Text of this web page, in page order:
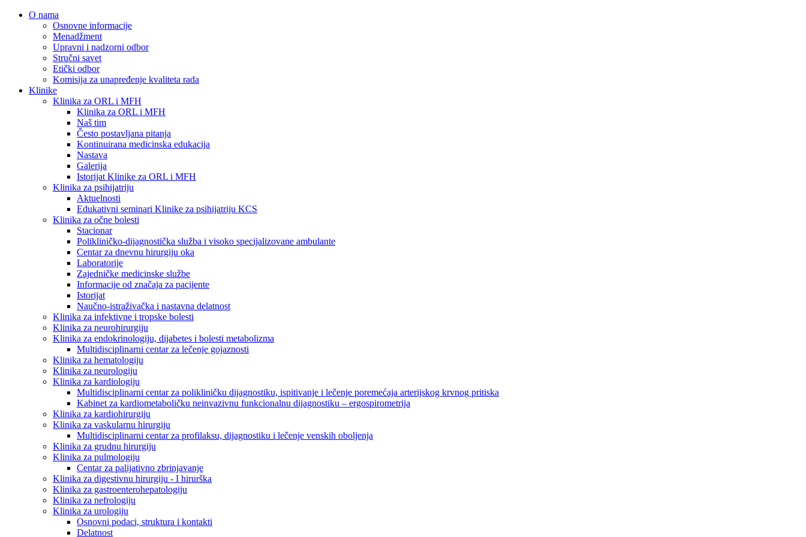
O nama
Osnovne informacije
Menadžment
Upravni i nadzorni odbor
Stručni savet
Etički odbor
Komisija za unapređenje kvaliteta rada
Klinike
Klinika za ORL i MFH
Klinika za ORL i MFH
Naš tim
Često postavljana pitanja
Kontinuirana medicinska edukacija
Nastava
Galerija
Istorijat Klinike za ORL i MFH
Klinika za psihijatriju
Aktuelnosti
Edukativni seminari Klinike za psihijatriju KCS
Klinika za očne bolesti
Stacionar
Polikliničko-dijagnostička služba i visoko specijalizovane ambulante
Centar za dnevnu hirurgiju oka
Laboratorije
Zajedničke medicinske službe
Informacije od značaja za pacijente
Istorijat
Naučno-istraživačka i nastavna delatnost
Klinika za infektivne i tropske bolesti
Klinika za neurohirurgiju
Klinika za endokrinologiju, dijabetes i bolesti metabolizma
Multidisciplinarni centar za lečenje gojaznosti
Klinika za hematologiju
Klinika za neurologiju
Klinika za kardiologiju
Multidisciplinarni centar za polikliničku dijagnostiku, ispitivanje i lečenje poremećaja arterijskog krvnog pritiska
Kabinet za kardiometaboličku neinvazivnu funkcionalnu dijagnostiku – ergospirometrija
Klinika za kardiohirurgiju
Klinika za vaskularnu hirurgiju
Multidisciplinarni centar za profilaksu, dijagnostiku i lečenje venskih oboljenja
Klinika za grudnu hirurgiju
Klinika za pulmologiju
Centar za palijativno zbrinjavanje
Klinika za digestivnu hirurgiju - I hirurška
Klinika za gastroenterohepatologiju
Klinika za nefrologiju
Klinika za urologiju
Osnovni podaci, struktura i kontakti
Delatnost